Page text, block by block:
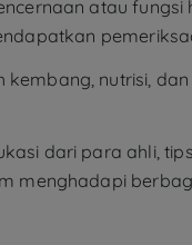
atau fungsi
nutrisi,
dari para ahli,
menghadapi